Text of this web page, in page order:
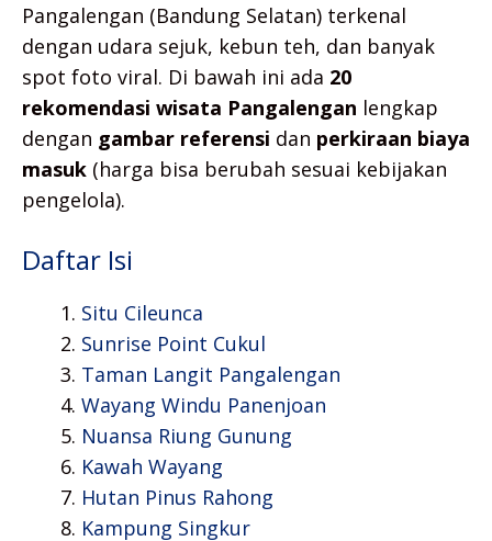
Pangalengan (Bandung Selatan) terkenal
dengan udara sejuk, kebun teh, dan banyak
spot foto viral. Di bawah ini ada 20
rekomendasi wisata Pangalengan lengkap
dengan gambar referensi dan perkiraan biaya
masuk (harga bisa berubah sesuai kebijakan
pengelola).
Daftar Isi
Situ Cileunca
Sunrise Point Cukul
Taman Langit Pangalengan
Wayang Windu Panenjoan
Nuansa Riung Gunung
Kawah Wayang
Hutan Pinus Rahong
Kampung Singkur